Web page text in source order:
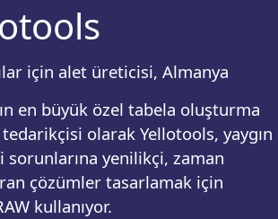
için alet üreticisi, Almanya
en büyük özel tabela oluşturma
tedarikçisi olarak Yellotools, yaygın
sorunlarına yenilikçi, zaman
çözümler tasarlamak için
kullanıyor.